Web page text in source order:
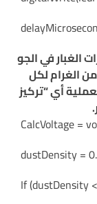
الغبار في الجو
الغرام لكل
أي “تركيز
CalcVoltage =
dustDensity =
If (dustDensity